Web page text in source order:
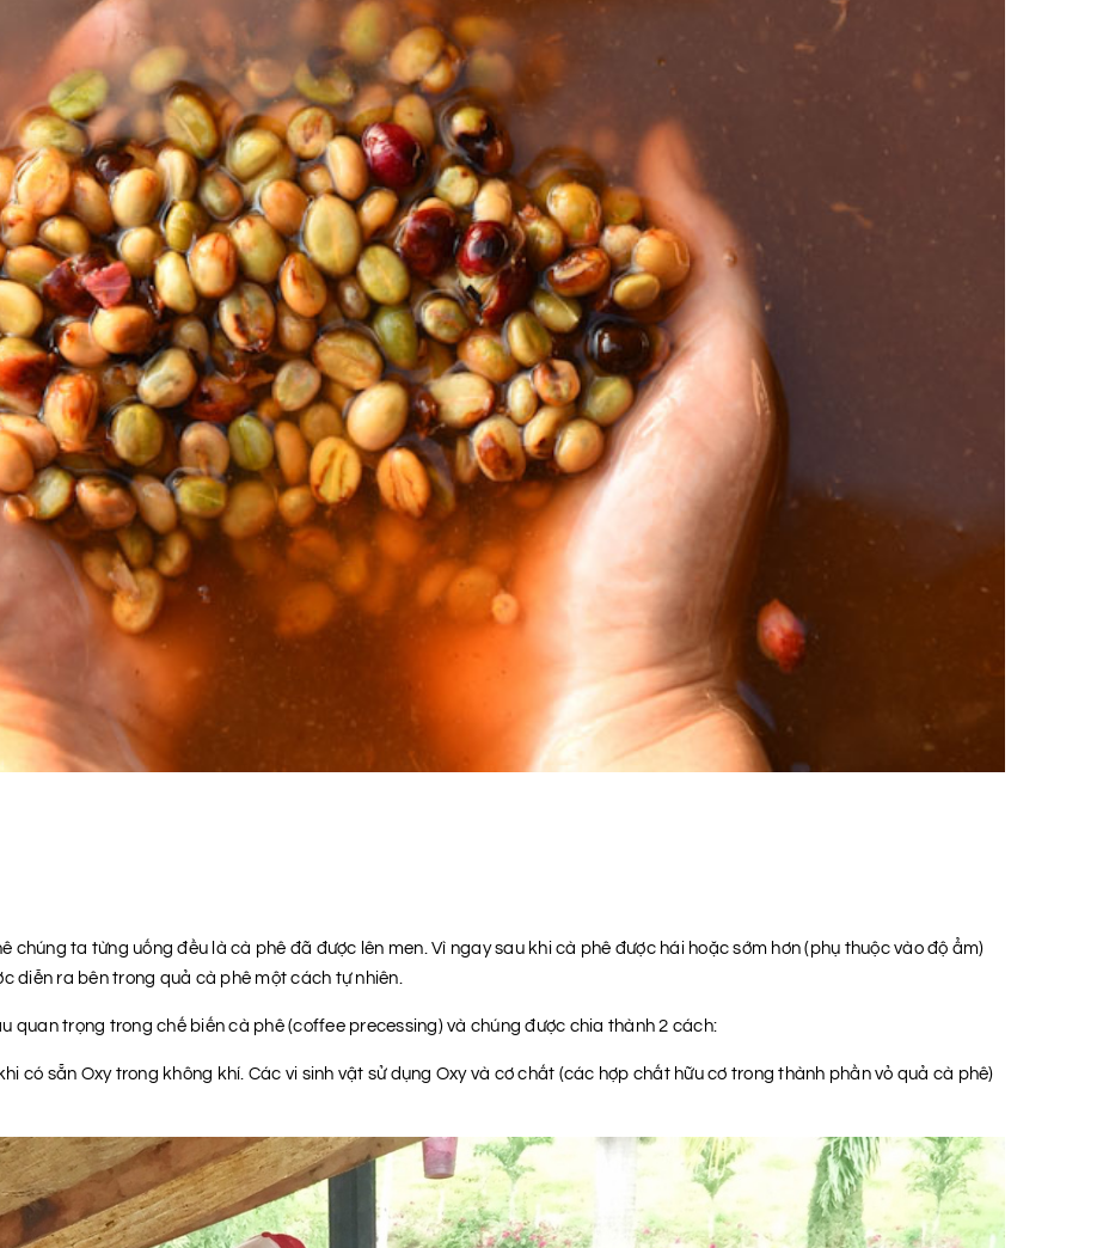
chúng ta từng uống đều là cà phê đã được lên men. Vì ngay sau khi cà phê được hái hoặc sớm hơn (phụ thuộc vào độ ẩm)
diễn ra bên trong quả cà phê một cách tự nhiên.
quan trọng trong chế biến cà phê (coffee precessing) và chúng được chia thành 2 cách:
có sẵn Oxy trong không khí. Các vi sinh vật sử dụng Oxy và cơ chất (các hợp chất hữu cơ trong thành phần vỏ quả cà phê)